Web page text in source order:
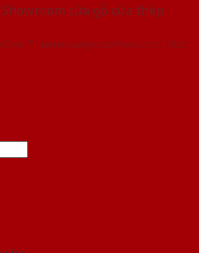
cửa gỗ cửa thép
- www.cuagocuathep.com | Đơn